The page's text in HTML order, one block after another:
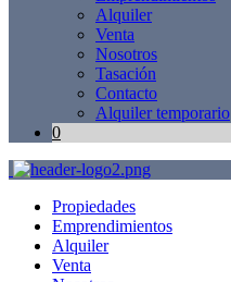
Alquiler
Venta
Nosotros
Tasación
Contacto
Alquiler temporario
0
Propiedades
Emprendimientos
Alquiler
Venta